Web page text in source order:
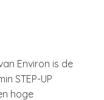
Environ is de
STEP-UP
hoge